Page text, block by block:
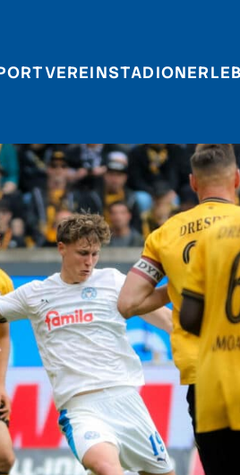
VEREIN